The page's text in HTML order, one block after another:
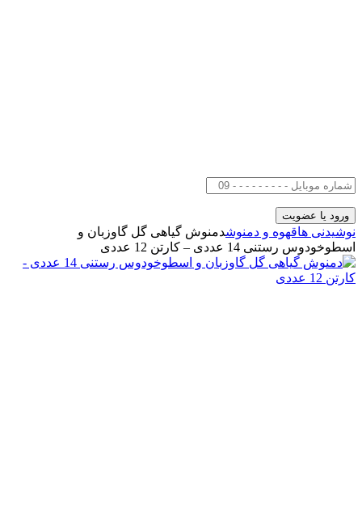
نوشیدنی هاقهوه و دمنوشدمنوش گیاهی گل گاوزبان و
اسطوخودوس رستنی 14 عددی – کارتن 12 عددی